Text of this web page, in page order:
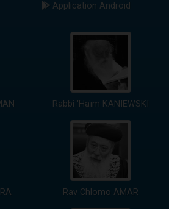
Application Android
Rabbi 'Haïm KANIEWSKI
Rav Chlomo AMAR